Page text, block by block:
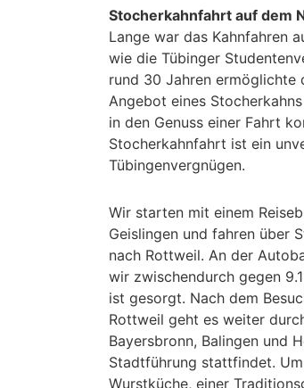
Stocherkahnfahrt auf dem
Lange war das Kahnfahren
wie die Tübinger
rund 30 Jahren ermöglichte
Angebot eines
in den Genuss einer Fahrt
Stocherkahnfahrt ist ein
Tübingenvergnügen.
Wir starten mit einem
Geislingen und fahren über
nach Rottweil. An der
wir zwischendurch gegen
ist gesorgt. Nach dem
Rottweil geht es weiter
Bayersbronn, Balingen und
Stadtführung stattfindet.
Wurstküche, einer